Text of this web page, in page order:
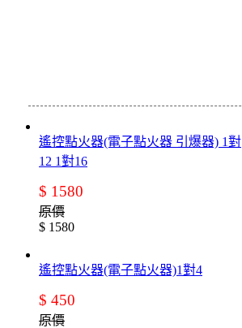
遙控點火器(電子點火器 引爆器) 1對
12 1對16
$ 1580
原價
$ 1580
遙控點火器(電子點火器)1對4
$ 450
原價